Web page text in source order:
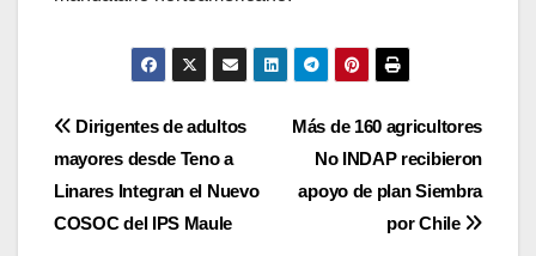
Navegación
de
entradas
Más de 160 agricultores
No INDAP recibieron
apoyo de plan Siembra
por Chile
Dirigentes de adultos
mayores desde Teno a
Linares Integran el Nuevo
COSOC del IPS Maule